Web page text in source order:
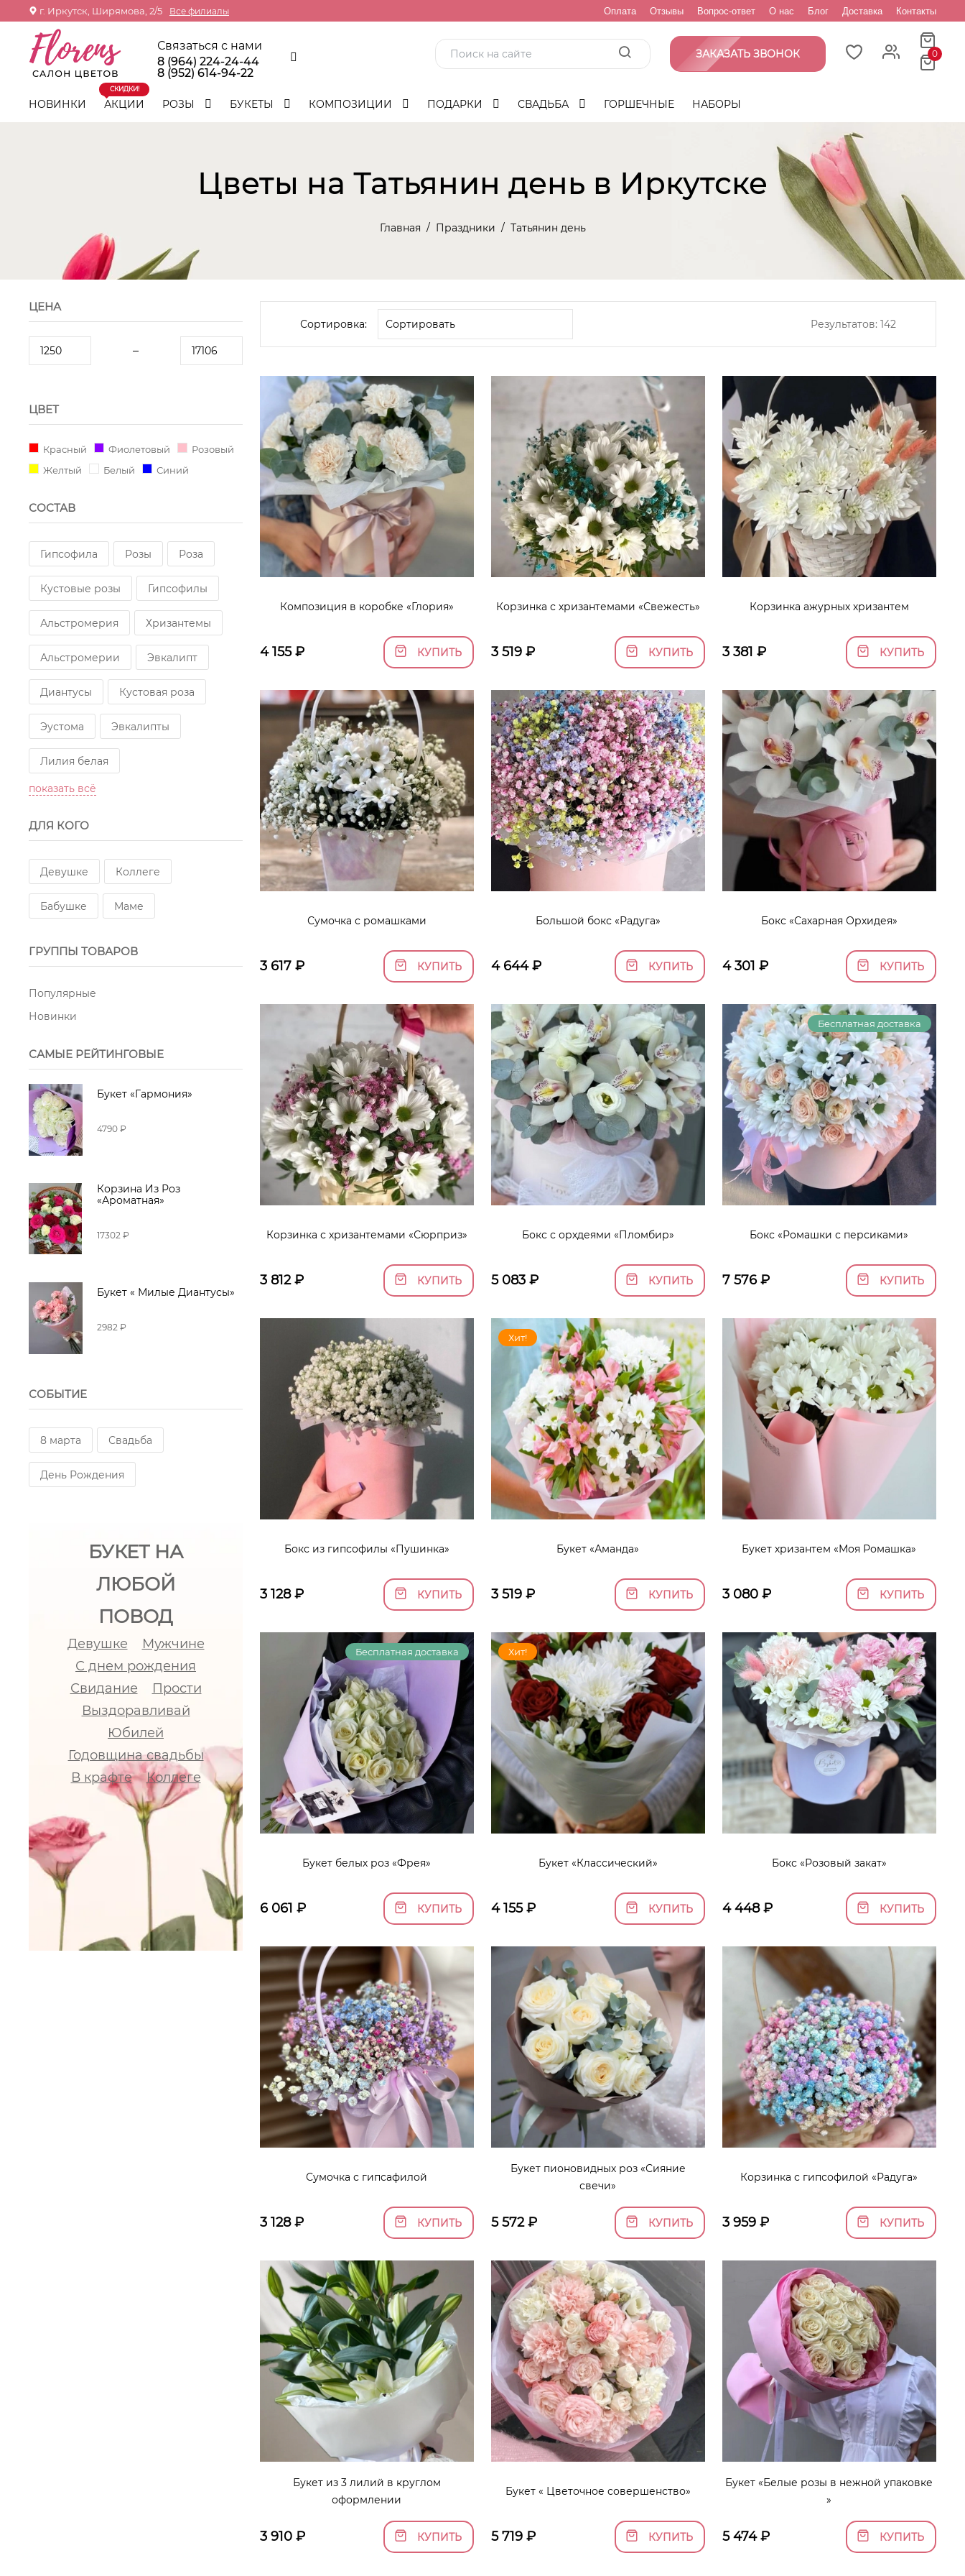
г. Иркутск, Ширямова, 2/5 Все филиалы Оплата Отзывы Вопрос-ответ О нас Блог Доставка Контакты
Связаться с нами
8 (964) 224-24-44
8 (952) 614-94-22
ЗАКАЗАТЬ ЗВОНОК 0
НОВИНКИ АКЦИИ
СКИДКИ!
РОЗЫ БУКЕТЫ КОМПОЗИЦИИ ПОДАРКИ СВАДЬБА ГОРШЕЧНЫЕ НАБОРЫ
Цветы на Татьянин день в Иркутске
Главная Праздники Татьянин день
ЦЕНА
ЦВЕТ
Красный Фиолетовый
Розовый
Желтый
Белый Синий
СОСТАВ
Гипсофила Розы Роза
Кустовые розы Гипсофилы
Альстромерия Хризантемы
Альстромерии Эвкалипт
Диантусы Кустовая роза
Эустома Эвкалипты
Лилия белая
Пионовидная роза
Орхидеи
Хризантемы кустовые
Ромашки Гербера
Хлопок Сухоцвет
Роза кустовая
Хризантемы одиночные Лилии
Сухоцветы
Хризантема кустовая
Хризантема одиночная
Подсолнух
Пионовидная кустовая роза
Тюльпан
показать всё
ДЛЯ КОГО
Девушке Коллеге
Бабушке Маме
ГРУППЫ ТОВАРОВ
Популярные
Новинки
САМЫЕ РЕЙТИНГОВЫЕ
Букет «Гармония»
4790 ₽
Корзина Из Роз
«Ароматная»
17302 ₽
Букет « Милые Диантусы»
2982 ₽
СОБЫТИЕ
8 марта Свадьба
День Рождения
БУКЕТ НА
ЛЮБОЙ
ПОВОД
Девушке
Мужчине
С днем рождения
Свидание
Прости
Выздоравливай
Юбилей
Годовщина свадьбы
В крафте
Коллеге
Сортировка: Результатов: 142
Композиция в коробке «Глория»
4 155₽ КУПИТЬ
Корзинка с хризантемами «Свежесть»
3 519₽ КУПИТЬ
Корзинка ажурных хризантем
3 381 ₽ КУПИТЬ
Сумочка с ромашками
3 617 ₽ КУПИТЬ
Большой бокс «Радуга»
4 644₽ КУПИТЬ
Бокс «Сахарная Орхидея»
4 301 ₽ КУПИТЬ
Корзинка с хризантемами «Сюрприз»
3 812₽ КУПИТЬ
Бокс с орхдеями «Пломбир»
5 083₽ КУПИТЬ
Бесплатная доставка
Бокс «Ромашки с персиками»
7 576₽ КУПИТЬ
Бокс из гипсофилы «Пушинка»
3 128₽ КУПИТЬ
Хит!
Букет «Аманда»
3 519₽ КУПИТЬ
Букет хризантем «Моя Ромашка»
3 080₽ КУПИТЬ
Бесплатная доставка
Букет белых роз «Фрея»
6 061 ₽ КУПИТЬ
Хит!
Букет «Классический»
4 155₽ КУПИТЬ
Бокс «Розовый закат»
4 448₽ КУПИТЬ
Сумочка с гипсафилой
3 128₽ КУПИТЬ
Букет пионовидных роз «Сияние
свечи»
5 572₽ КУПИТЬ
Корзинка с гипсофилой «Радуга»
3 959₽ КУПИТЬ
Букет из 3 лилий в круглом
оформлении
3 910 ₽ КУПИТЬ
Букет « Цветочное совершенство»
5 719₽ КУПИТЬ
Букет «Белые розы в нежной упаковке
»
5 474₽ КУПИТЬ